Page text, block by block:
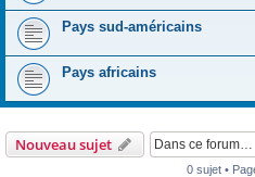
Pays sud-américains
Pays africains
Nouveau sujet
0 sujet •